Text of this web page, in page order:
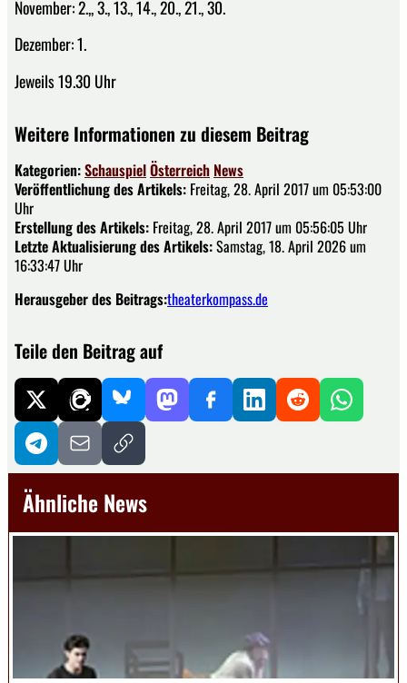
November: 2.,, 3., 13., 14., 20., 21., 30.
Dezember: 1.
Jeweils 19.30 Uhr
Weitere Informationen zu diesem Beitrag
Kategorien:SchauspielÖsterreich News
Veröffentlichung des Artikels: Freitag, 28. April 2017 um 05:53:00
Uhr
Erstellung des Artikels: Freitag, 28. April 2017 um 05:56:05 Uhr
Letzte Aktualisierung des Artikels:Samstag, 18. April 2026 um
16:33:47 Uhr
Herausgeber des Beitrags:theaterkompass.de
Teile den Beitrag auf
Ähnliche News